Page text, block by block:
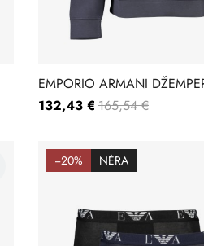
EMPORIO ARMANI
1JDSZ
132,43 € 165,54 €
−20% NĖRA